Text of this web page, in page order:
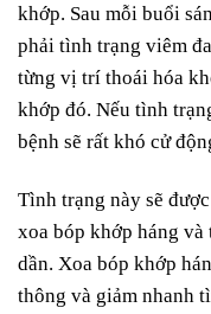
khớp. Sau mỗi buổi
phải tình trạng viêm
từng vị trí thoái hóa
khớp đó. Nếu tình
bệnh sẽ rất khó cử
Tình trạng này sẽ
xoa bóp khớp háng và
dần. Xoa bóp khớp
thông và giảm nhanh